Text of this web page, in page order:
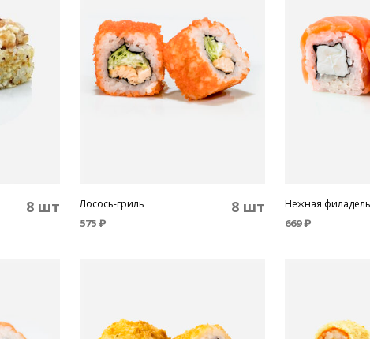
8 шт Лосось-гриль 8 шт
575₽
Нежная
669₽